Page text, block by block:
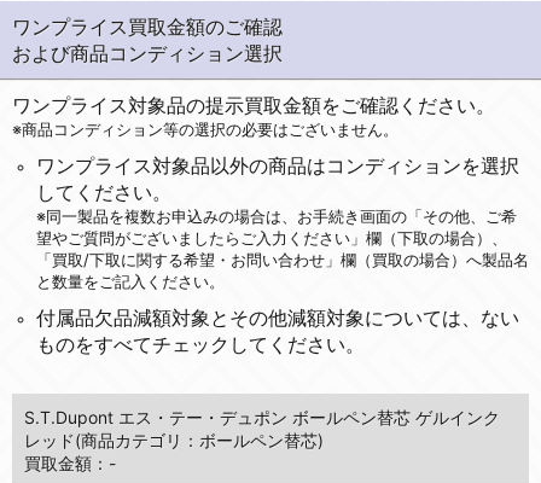
ワンプライス買取金額のご確認
および商品コンディション選択
ワンプライス対象品の提示買取金額をご確認ください。
※商品コンディション等の選択の必要はございません。
ワンプライス対象品以外の商品はコンディションを選択
してください。
※同一製品を複数お申込みの場合は、お手続き画面の「その他、ご希
望やご質問がございましたらご入力ください」欄（下取の場合）、
「買取/下取に関する希望・お問い合わせ」欄（買取の場合）へ製品名
と数量をご記入ください。
付属品欠品減額対象とその他減額対象については、ない
ものをすべてチェックしてください。
S.T.Dupont エス・テー・デュポン ボールペン替芯 ゲルインク
レッド(商品カテゴリ：ボールペン替芯)
買取金額：-